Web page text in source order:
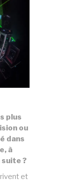
plus
ou
dans
à
?
et